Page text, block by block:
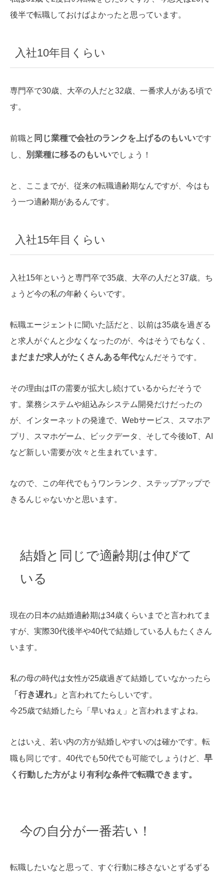
後半で転職しておけばよかったと思っています。
入社10年目くらい
専門卒で30歳、大卒の人だと32歳、一番求人がある頃で
す。
前職と 同じ業種で会社のランクを上げるのもいいです
し、
別業種に移るのもいいでしょう！
と、ここまでが、従来の転職適齢期なんですが、今はも
う一つ適齢期があるんです。
入社15年目くらい
入社15年というと専門卒で35歳、大卒の人だと37歳。ち
ょうど今の私の年齢くらいです。
転職エージェントに聞いた話だと、以前は35歳を過ぎる
と求人がぐんと少なくなったのが、今はそうでもなく、
まだまだ求人がたくさんある年代なんだそうです。
その理由はITの需要が拡大し続けているからだそうで
す。業務システムや組込みシステム開発だけだったの
が、インターネットの発達で、Webサービス、スマホア
プリ、スマホゲーム、ビックデータ、そして今後IoT、AI
など新しい需要が次々と生まれています。
なので、この年代でもうワンランク、ステップアップで
きるんじゃないかと思います。
結婚と同じで適齢期は伸びて
いる
現在の日本の結婚適齢期は34歳くらいまでと言われてま
すが、実際30代後半や40代で結婚している人もたくさん
います。
私の母の時代は女性が25歳過ぎて結婚していなかったら
「行き遅れ」
と言われてたらしいです。
今25歳で結婚したら「早いねぇ」と言われますよね。
とはいえ、若い内の方が結婚しやすいのは確かです。転
職も同じです。40代でも50代でも可能でしょうけど、 早
く行動した方がより有利な条件で転職できます。
今の自分が一番若い！
転職したいなと思って、すぐ行動に移さないとずるずる